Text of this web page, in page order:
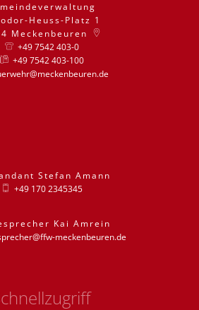
Heuss-Platz 1
Meckenbeuren
+49 7542 403-0
+49 7542 403-100
Stefan Amann
+49 170 2345345
Kai Amrein
meckenbeuren.de